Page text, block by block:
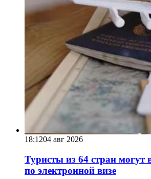
18:1204 авг 2026
Туристы из 64 стран могут
по электронной визе